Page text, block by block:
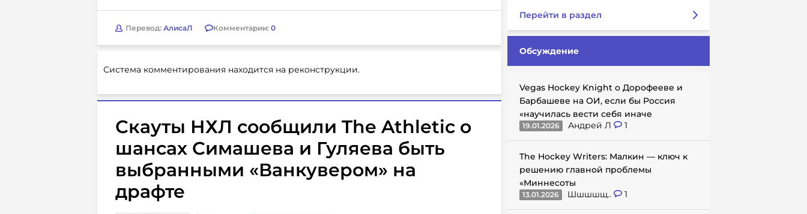
Перевод: АлисаЛ Комментарии: 0
Система комментирования находится на реконструкции.
Скауты НХЛ сообщили The Athletic о
шансах Симашева и Гуляева быть
выбранными «Ванкувером» на
драфте
Перейти в раздел
Обсуждение
Vegas Hockey Knight о Дорофееве и
Барбашеве на ОИ, если бы Россия
«научилась вести себя иначе
19.01.2026 Андрей Л 1
The Hockey Writers: Малкин — ключ к
решению главной проблемы
«Миннесоты
13.01.2026 Шшшшщ.. 1